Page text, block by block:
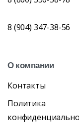
8 (904) 347-38-56
Окомпании
Контакты
Политика